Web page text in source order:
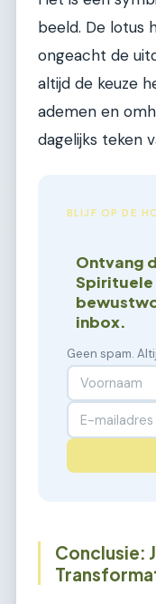
beeld. De lotus
ongeacht de
altijd de keuze
ademen en
dagelijks teken
BLIJF OP DE
Ontvang
Spirituele
inbox.
Geen spam.
Conclusie: